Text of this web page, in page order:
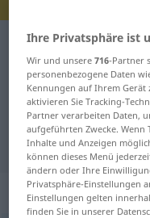
Deutsch-Polnisch
Deutsch-
"konträr"
"konträr"
„konträr“
Ihre Privatsphäre ist
Wir und unsere716-Partner
personenbezogene Daten
Kennungen auf Ihrem Gerät
aktivieren Sie Tracking-
Partner verarbeiten Daten,
aufgeführten Zwecke. Wenn
Inhalte und Anzeigen
können dieses Menü
ändern oder Ihre
Privatsphäre-Einstellungen
Einstellungen gelten
finden Sie in unserer